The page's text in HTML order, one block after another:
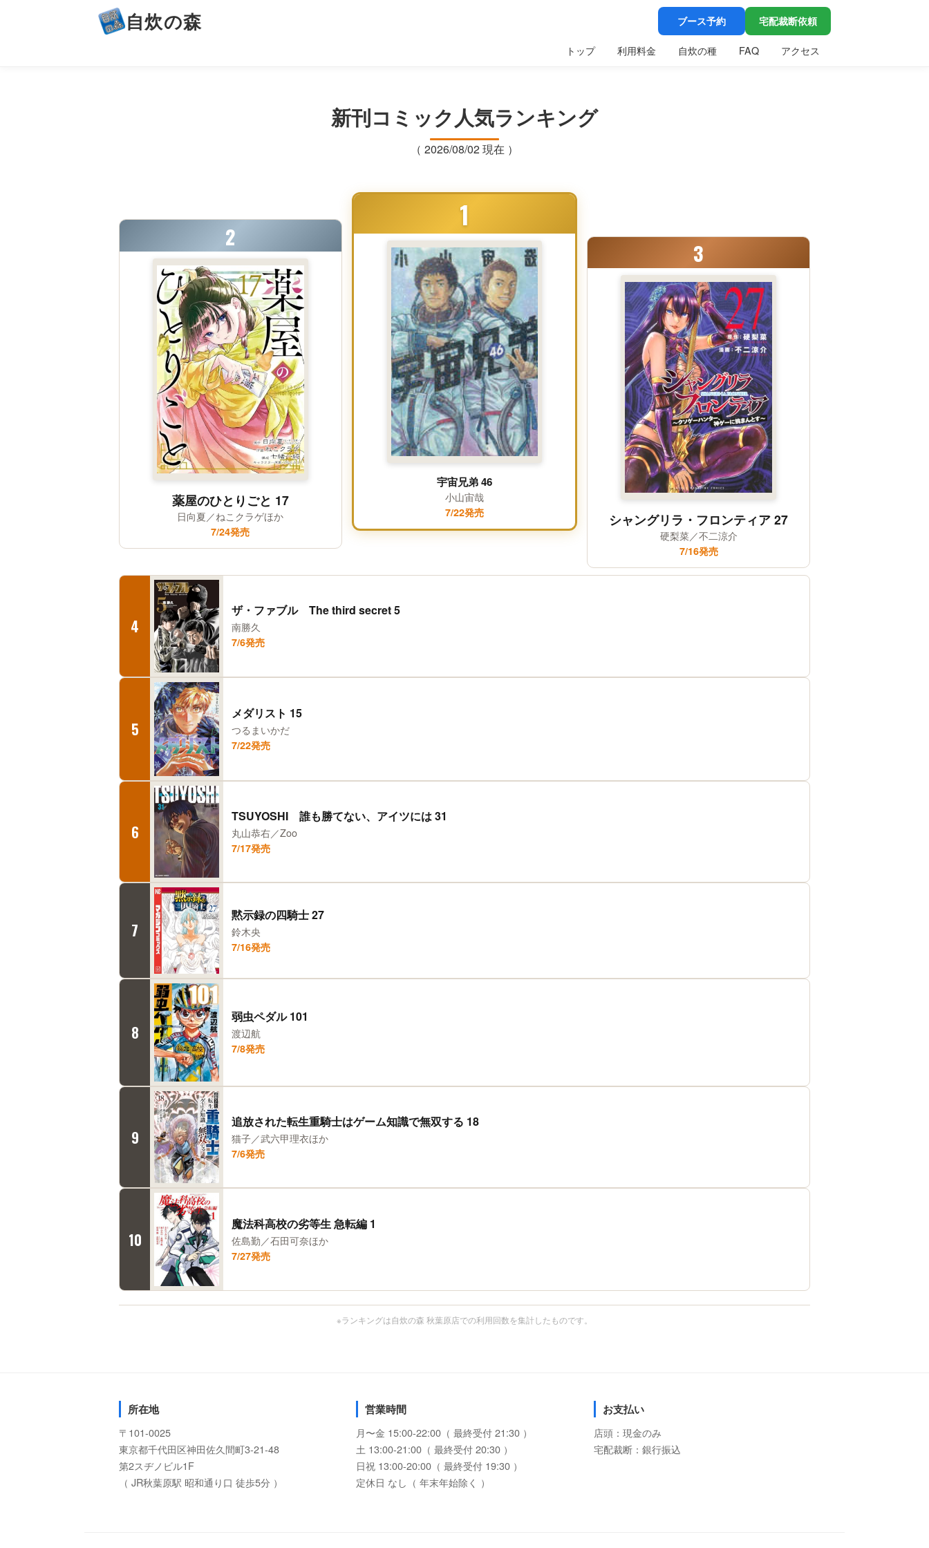
自炊の森 ブース予約 宅配裁断依頼
トップ 利用料金 自炊の種 FAQ アクセス
新刊コミック人気ランキング
（ 2026/08/02 現在 ）
2
薬屋のひとりごと 17
日向夏／ねこクラゲほか
7/24発売
1
宇宙兄弟 46
小山宙哉
7/22発売
3
シャングリラ・フロンティア 27
硬梨菜／不二涼介
7/16発売
4
ザ・ファブル The third secret 5
南勝久
7/6発売
5
メダリスト 15
つるまいかだ
7/22発売
6
TSUYOSHI 誰も勝てない、アイツには 31
丸山恭右／Zoo
7/17発売
7
黙示録の四騎士 27
鈴木央
7/16発売
8
弱虫ペダル 101
渡辺航
7/8発売
9
追放された転生重騎士はゲーム知識で無双する 18
猫子／武六甲理衣ほか
7/6発売
10
魔法科高校の劣等生 急転編 1
佐島勤／石田可奈ほか
7/27発売
※ランキングは自炊の森 秋葉原店での利用回数を集計したものです。
所在地
〒101-0025
東京都千代田区神田佐久間町3-21-48
第2スヂノビル1F
（ JR秋葉原駅 昭和通り口 徒歩5分 ）
営業時間
月〜金 15:00-22:00（ 最終受付 21:30 ）
土 13:00-21:00（ 最終受付 20:30 ）
日祝 13:00-20:00（ 最終受付 19:30 ）
定休日 なし（ 年末年始除く ）
お支払い
店頭：現金のみ
宅配裁断：銀行振込